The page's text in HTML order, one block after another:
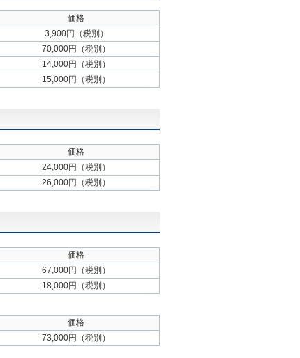
価格
3,900円（税別）
70,000円（税別）
14,000円（税別）
15,000円（税別）
価格
24,000円（税別）
26,000円（税別）
価格
67,000円（税別）
18,000円（税別）
価格
73,000円（税別）